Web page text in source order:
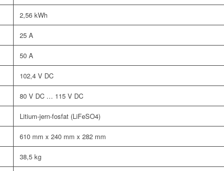
2,56 kWh
25 A
50 A
102,4 V DC
80 V DC … 115 V DC
Litium-jern-fosfat (LiFeSO4)
610 mm x 240 mm x 282 mm
38,5 kg